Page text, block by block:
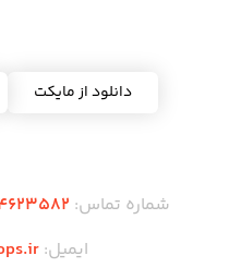
دانلود از مایکت
شماره تماس:
ایمیل: